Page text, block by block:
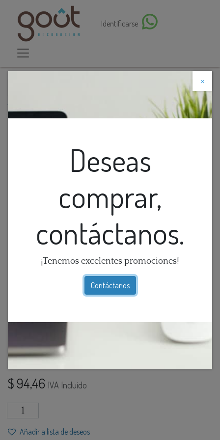
Identificarse
×
Deseas
comprar,
contáctanos.
¡Tenemos excelentes promociones!
Contáctanos
Descuento web
Figura De Ceramica Cisne Blanco
Figura De Ceramica Cisne
Blanco
$ 94,46 IVA Incluido
Añadir a lista de deseos